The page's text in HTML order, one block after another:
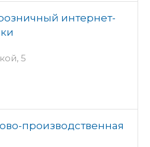
интернет-
5
производственная